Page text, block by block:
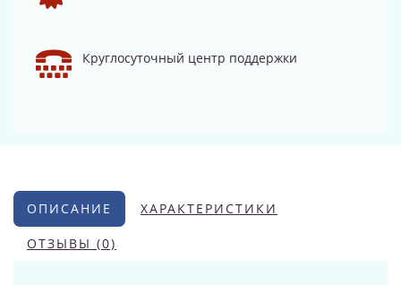
Круглосуточный центр поддержки
ОПИСАНИЕ ХАРАКТЕРИСТИКИ
ОТЗЫВЫ (0)